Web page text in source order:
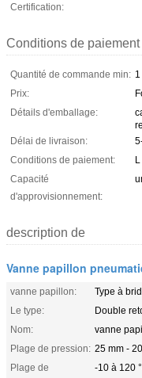
Certification:
Conditions de
Quantité de commande min: 1
Prix:
Détails d'emballage:
Délai de livraison:
Conditions de paiement:
Capacité
d'approvisionnement:
description de
Vanne papillon
vanne papillon:
Type à
Le type:
Double
Nom:
vanne
Plage de pression: 25 mm -
Plage de
-10 à 120